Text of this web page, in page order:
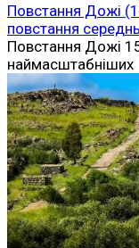
Повстання Дожі
повстання
Повстання Дожі
наймасштабніших